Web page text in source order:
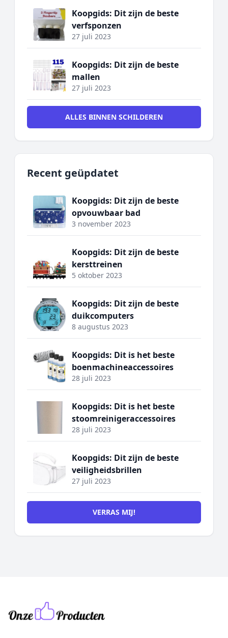
Koopgids: Dit zijn de beste
verfsponzen
27 juli 2023
Koopgids: Dit zijn de beste
mallen
27 juli 2023
ALLES BINNEN SCHILDEREN
Recent geüpdatet
Koopgids: Dit zijn de beste
opvouwbaar bad
3 november 2023
Koopgids: Dit zijn de beste
kersttreinen
5 oktober 2023
Koopgids: Dit zijn de beste
duikcomputers
8 augustus 2023
Koopgids: Dit is het beste
boenmachineaccessoires
28 juli 2023
Koopgids: Dit is het beste
stoomreinigeraccessoires
28 juli 2023
Koopgids: Dit zijn de beste
veiligheidsbrillen
27 juli 2023
VERRAS MIJ!